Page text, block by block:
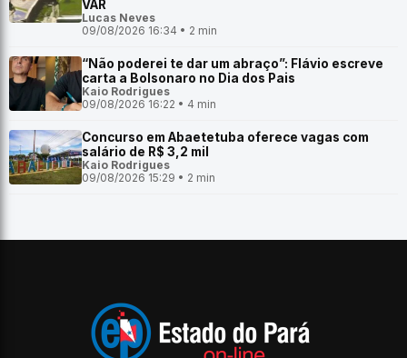
VAR
Lucas Neves
09/08/2026 16:34 • 2 min
“Não poderei te dar um abraço”: Flávio escreve
carta a Bolsonaro no Dia dos Pais
Kaio Rodrigues
09/08/2026 16:22 • 4 min
Concurso em Abaetetuba oferece vagas com
salário de R$ 3,2 mil
Kaio Rodrigues
09/08/2026 15:29 • 2 min